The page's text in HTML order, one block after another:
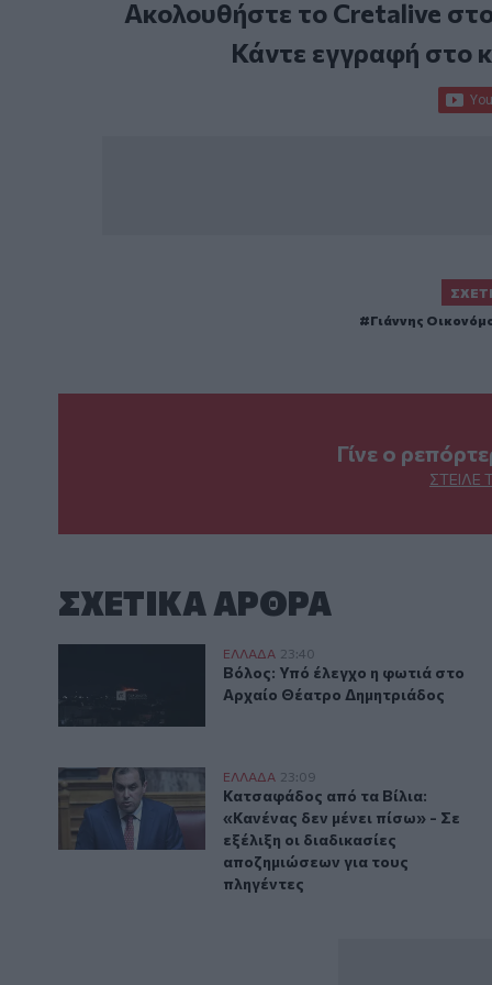
Ακολουθήστε το Cretalive
Κάντε εγγραφή στο
Γιάννης
Γίνε ο
ΣΤΕΊΛΕ
ΣΧΕΤΙΚA AΡΘΡΑ
Βόλος: Υπό έλεγχο η φωτιά στο Αρχαίο Θέατρο
ΕΛΛAΔΑ 23:40
Βόλος: Υπό έλεγχο η φωτιά στο
Βόλος: Υπό έλεγχο η φωτιά στο
Αρχαίο Θέατρο Δημητριάδος
Kατσαφάδος: «Το μήνυμα είναι ένα και απλό.
ΕΛΛAΔΑ 23:09
Κατσαφάδος από τα Βίλια:
Κατσαφάδος από τα Βίλια:
«Κανένας δεν μένει πίσω» - Σε
εξέλιξη οι διαδικασίες
αποζημιώσεων για τους
πληγέντες